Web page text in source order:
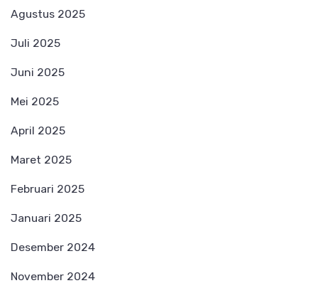
Agustus 2025
Juli 2025
Juni 2025
Mei 2025
April 2025
Maret 2025
Februari 2025
Januari 2025
Desember 2024
November 2024